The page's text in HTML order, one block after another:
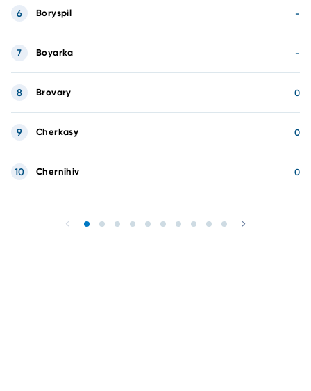
Boryspil -
6
Boyarka -
7
Brovary 0
8
Cherkasy 0
9
Chernihiv 0
10